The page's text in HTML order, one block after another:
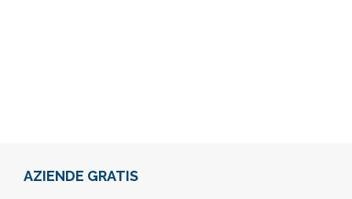
AZIENDE GRATIS